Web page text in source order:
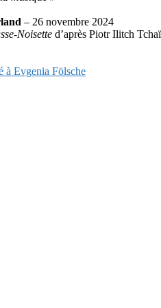
– 26 novembre 2024
Noisette d’après Piotr Ilitch
à Evgenia Fölsche